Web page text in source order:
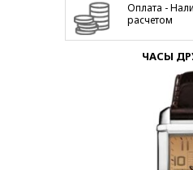
Оплата -
расчетом
ЧАСЫ